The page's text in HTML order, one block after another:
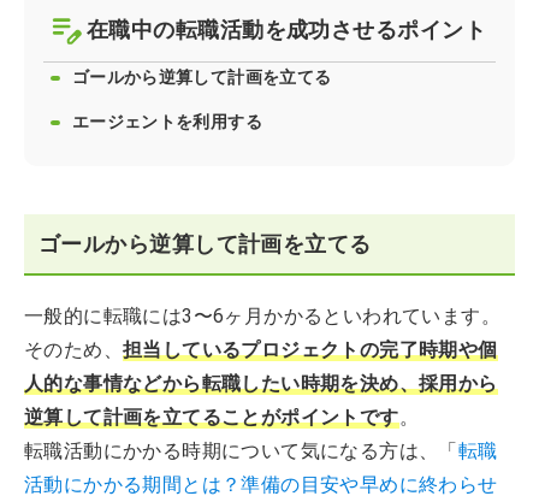
在職中の転職活動を成功させるポイント
ゴールから逆算して計画を立てる
エージェントを利用する
ゴールから逆算して計画を立てる
一般的に転職には3〜6ヶ月かかるといわれています。
そのため、 担当しているプロジェクトの完了時期や個
人的な事情などから転職したい時期を決め、採用から
逆算して計画を立てることがポイントです。
転職活動にかかる時期について気になる方は、「転職
活動にかかる期間とは？準備の目安や早めに終わらせ